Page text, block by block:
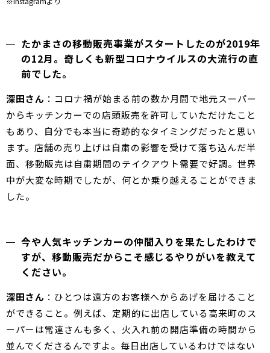
たかまさの移動販売事業がスタートしたのが2019年
の12月。奇しくも新型コロナウイルスの大流行の直
前でした。
深田さん ：コロナ禍が始まる前の数か月間で地元スーパー
からキッチンカーでの店頭販売を許可していただけたこと
もあり、自分でも本当に奇跡的なタイミングだったと思い
ます。店舗の売り上げは自粛の影響を受けて落ち込んだ半
面、移動販売は自粛期間のテイクアウト需要で好調。世界
中が大変な時期でしたが、何とか乗り越えることができま
した。
今や人気キッチンカーの仲間入りを果たしたわけで
すが、移動販売だからこそ感じるやりがいを教えて
ください。
深田さん ：ひとつは遠方のお客様へからあげを届けること
ができること。例えば、定期的に出店している高来町のス
ーパーは常連さんも多く、火入れ前の開店準備の時間から
並んでくださるんですよ。毎日出店しているわけではない